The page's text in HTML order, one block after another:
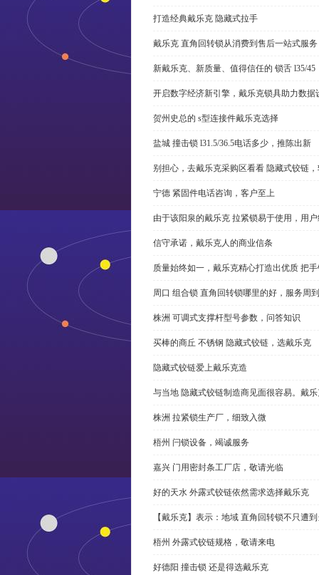
打造经典戴乐克 隐藏式拉手
戴乐克 直角回转锁从消费到售后一站式服务
新戴乐克、新质量、值得信任的 锁舌 l35/45
开启数字经济新引擎，戴乐克锁具助力数据
贺州史总的 s型连接件戴乐克选择
盐城 撞击锁 l31.5/36.5电话多少，推陈出新
别担心，去戴乐克采购区看看 隐藏式铰链
宁德 紧固件电话咨询，客户至上
由于该阳泉的戴乐克 拉紧锁易于使用，用
信守承诺，戴乐克人的商业信条
质量始终如一，戴乐克精心打造出优质 把
周口 组合锁 直角回转锁哪里的好，服务周到
株洲 可调式支撑杆型号参数，问答知识
买棒的商丘 不锈钢 隐藏式铰链，选戴乐克
隐藏式铰链爱上戴乐克造
与当地 隐藏式铰链制造商见面很容易。戴
株洲 拉紧锁生产厂，细致入微
梧州 闩锁设备，竭诚服务
嘉兴 门用密封条工厂店，敬请光临
好的天水 外露式铰链依然需求选择戴乐克
【戴乐克】表示：地域 直角回转锁不只遭
梧州 外露式铰链规格，敬请来电
好德阳 撞击锁 还是得选戴乐克